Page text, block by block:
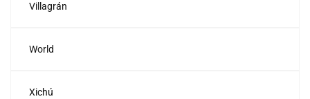
Villagrán
World
Xichú